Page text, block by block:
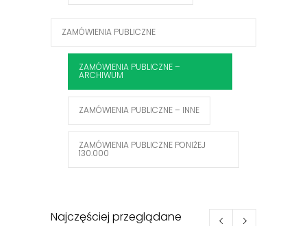
ZAMÓWIENIA PUBLICZNE
ZAMÓWIENIA PUBLICZNE –
ARCHIWUM
ZAMÓWIENIA PUBLICZNE – INNE
ZAMÓWIENIA PUBLICZNE PONIŻEJ
130.000
Najczęściej przeglądane